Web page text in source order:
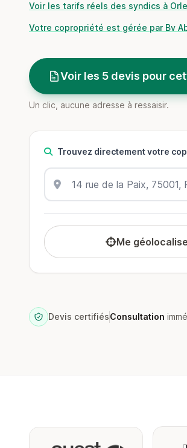
Voir les tarifs réels des syndics à
Votre copropriété est gérée par Bv
Voir les 5 devis pour
Un clic, aucune adresse à ressaisir.
Trouvez directement votre
Me
Devis certifiésConsultation